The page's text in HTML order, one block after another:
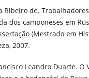
Ribeiro de.
dos camponeses em
(Mestrado em
2007.
Leandro Duarte.